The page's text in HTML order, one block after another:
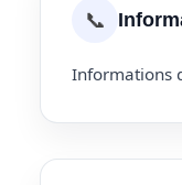
📞
Informations